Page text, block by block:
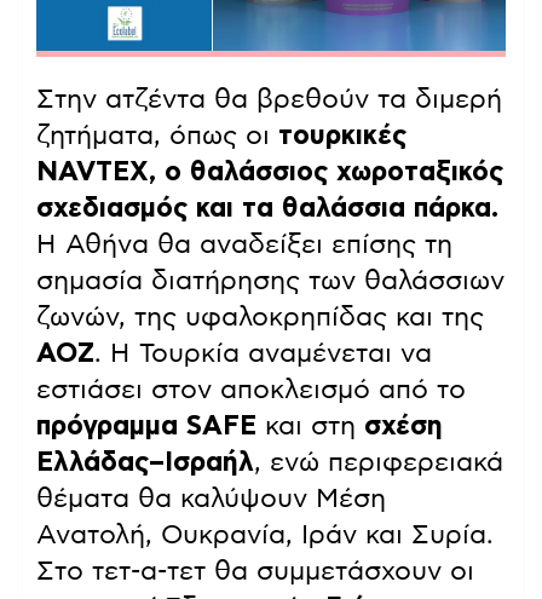
Στην ατζέντα θα βρεθούν τα διμερή
ζητήματα, όπως οι τουρκικές
NAVTEX, ο θαλάσσιος χωροταξικός
σχεδιασμός και τα θαλάσσια πάρκα.
Η Αθήνα θα αναδείξει επίσης τη
σημασία διατήρησης των θαλάσσιων
ζωνών, της υφαλοκρηπίδας και της
ΑΟΖ. Η Τουρκία αναμένεται να
εστιάσει στον αποκλεισμό από το
πρόγραμμα SAFE και στη σχέση
Ελλάδας–Ισραήλ, ενώ περιφερειακά
θέματα θα καλύψουν Μέση
Ανατολή, Ουκρανία, Ιράν και Συρία.
Στο τετ-α-τετ θα συμμετάσχουν οι